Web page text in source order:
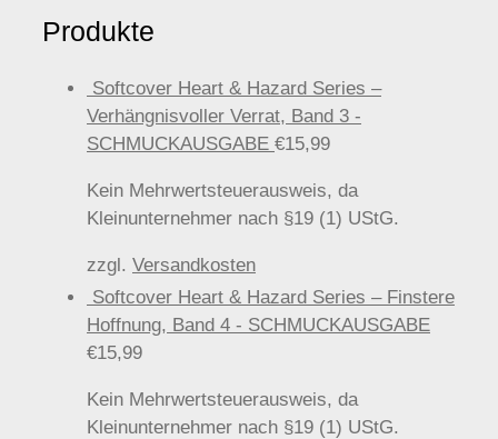
Produkte
Softcover Heart & Hazard Series –
Verhängnisvoller Verrat, Band 3 -
SCHMUCKAUSGABE €15,99
Kein Mehrwertsteuerausweis, da
Kleinunternehmer nach §19 (1) UStG.
zzgl. Versandkosten
Softcover Heart & Hazard Series – Finstere
Hoffnung, Band 4 - SCHMUCKAUSGABE
€15,99
Kein Mehrwertsteuerausweis, da
Kleinunternehmer nach §19 (1) UStG.